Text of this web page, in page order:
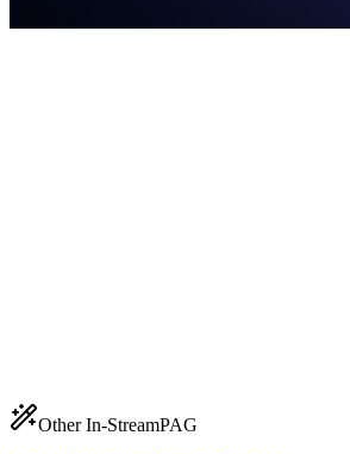
Other In-StreamPAG